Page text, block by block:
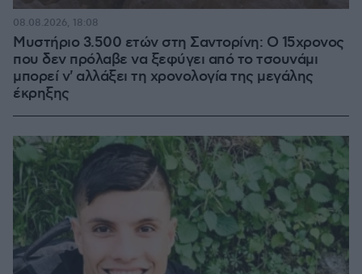
Μυστήριο 3.500 ετών στη Σαντορίνη: Ο 15χρονος
που δεν πρόλαβε να ξεφύγει από το τσουνάμι
μπορεί ν' αλλάξει τη χρονολογία της μεγάλης
έκρηξης
08.08.2026, 18:08